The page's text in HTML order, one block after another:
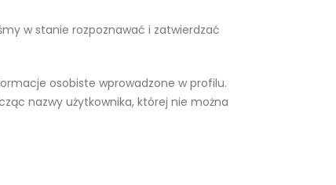
w stanie rozpoznawać i zatwierdzać
osobiste wprowadzone w profilu.
nazwy użytkownika, której nie można